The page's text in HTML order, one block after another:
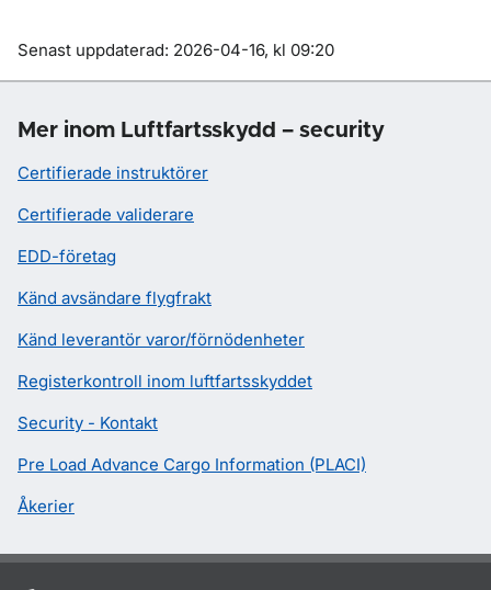
Om sidan
Senast uppdaterad: 2026-04-16, kl 09:20
Mer inom Luftfartsskydd – security
Certifierade instruktörer
Certifierade validerare
EDD-företag
Känd avsändare flygfrakt
Känd leverantör varor/förnödenheter
Registerkontroll inom luftfartsskyddet
Security - Kontakt
Pre Load Advance Cargo Information (PLACI)
Åkerier